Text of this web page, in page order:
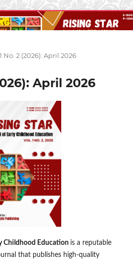
No. 2 (2026): April 2026
April 2026
Childhood Education is a reputable
that publishes high-quality